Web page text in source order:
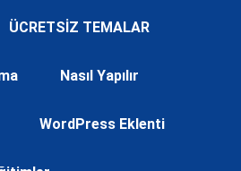
ÜCRETSİZ TEMALAR
Nasıl Yapılır
WordPress Eklenti